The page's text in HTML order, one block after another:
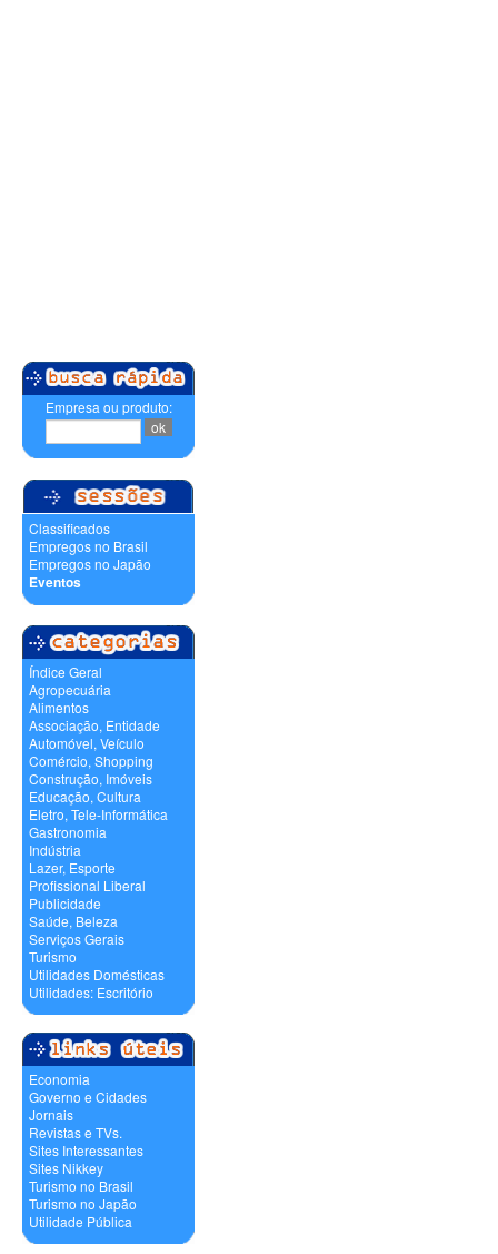
Empresa ou produto:
Classificados
Empregos no Brasil
Empregos no Japão
Eventos
Índice Geral
Agropecuária
Alimentos
Associação, Entidade
Automóvel, Veículo
Comércio, Shopping
Construção, Imóveis
Educação, Cultura
Eletro, Tele-Informática
Gastronomia
Indústria
Lazer, Esporte
Profissional Liberal
Publicidade
Saúde, Beleza
Serviços Gerais
Turismo
Utilidades Domésticas
Utilidades: Escritório
Economia
Governo e Cidades
Jornais
Revistas e TVs.
Sites Interessantes
Sites Nikkey
Turismo no Brasil
Turismo no Japão
Utilidade Pública